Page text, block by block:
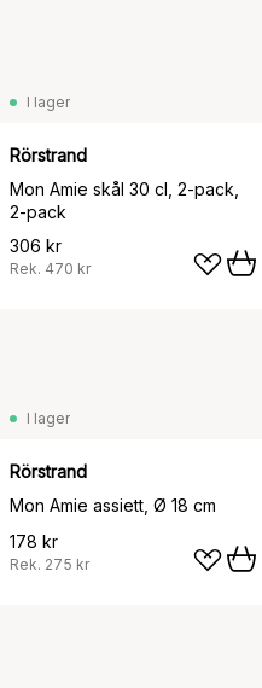
I lager
Rörstrand
Mon Amie skål 30 cl, 2-pack,
2-pack
306 kr
Rek. 470 kr
I lager
Rörstrand
Mon Amie assiett, Ø 18 cm
178 kr
Rek. 275 kr